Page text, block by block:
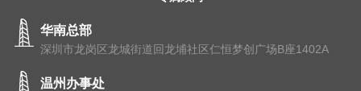
华南总部
深圳市龙岗区龙城街道回龙埔社区仁恒梦创广场B座1402A
温州办事处